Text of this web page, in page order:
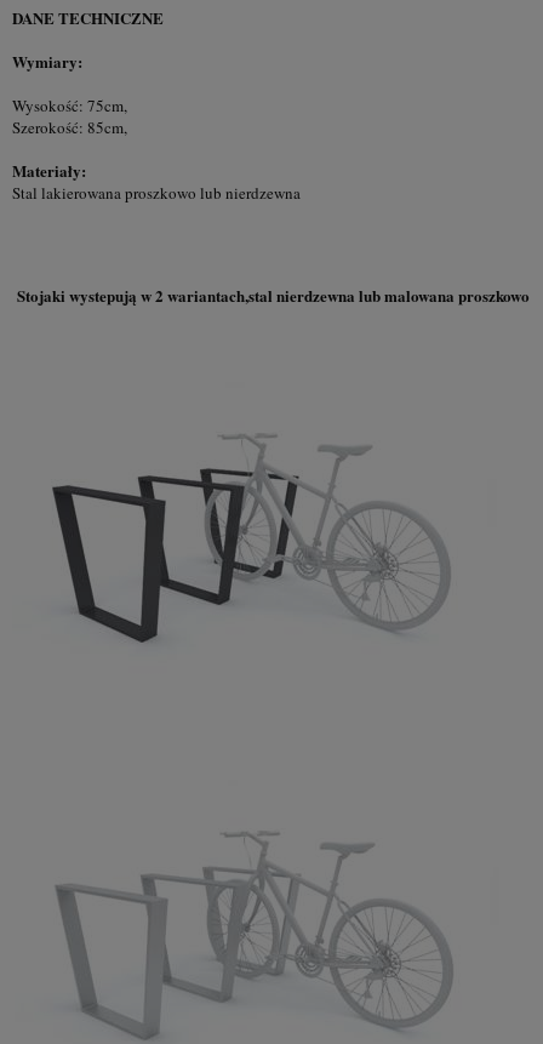
DANE TECHNICZNE
Wymiary:
Wysokość: 75cm,
Szerokość: 85cm,
Materiały:
Stal lakierowana proszkowo lub nierdzewna
Stojaki wystepują w 2 wariantach,stal nierdzewna lub malowana proszkowo
Imię i nazwisko:
pocztowy:
Miejscowość: